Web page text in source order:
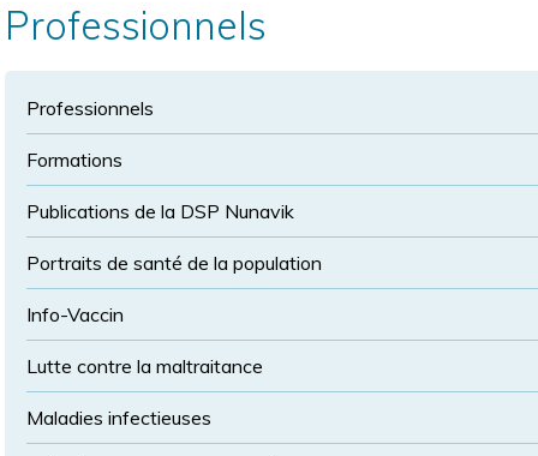
Professionnels
Professionnels
Formations
Publications de la DSP Nunavik
Portraits de santé de la population
Info-Vaccin
Lutte contre la maltraitance
Maladies infectieuses